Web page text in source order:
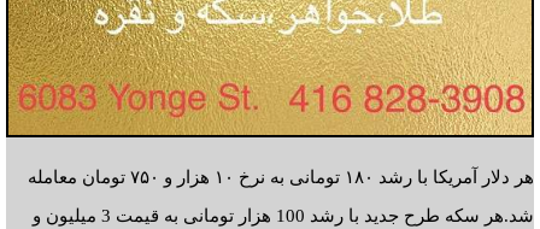
هر دلار آمریکا با رشد ۱۸۰ تومانی به نرخ ۱۰ هزار و ۷۵۰ تومان معامله
شد.هر سکه طرح جدید با رشد 100 هزار تومانی به قیمت 3 میلیون و